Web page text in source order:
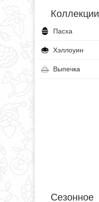
Коллекции
Пасха
Хэллоуин
Выпечка
Сезонное